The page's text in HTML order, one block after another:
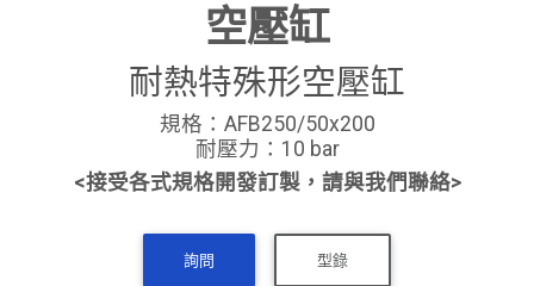
空壓缸
耐熱特殊形空壓缸
規格：AFB250/50x200
耐壓力：10 bar
<接受各式規格開發訂製，請與我們聯絡>
詢問 型錄